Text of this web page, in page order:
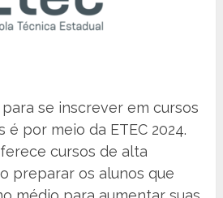
se inscrever em cursos
por meio da ETEC 2024.
cursos de alta
preparar os alunos que